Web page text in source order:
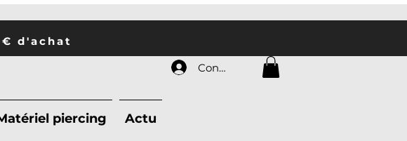
d'achat
Connexion
piercing Actu